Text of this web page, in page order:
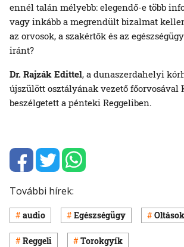
ennél talán mélyebb: elegendő-e több
vagy inkább a megrendült bizalmat
az orvosok, a szakértők és az
iránt?
Dr. Rajzák Edittel, a dunaszerdahelyi
újszülött osztályának vezető főorvosával
beszélgetett a pénteki Reggeliben.
További hírek:
audio Egészségügy Oltások
Reggeli Torokgyík